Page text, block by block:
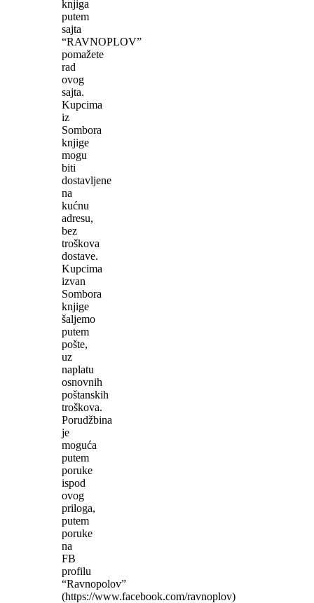
knjiga
putem
sajta
“RAVNOPLOV”
pomažete
rad
ovog
sajta.
Kupcima
iz
Sombora
knjige
mogu
biti
dostavljene
na
kućnu
adresu,
bez
troškova
dostave.
Kupcima
izvan
Sombora
knjige
šaljemo
putem
pošte,
uz
naplatu
osnovnih
poštanskih
troškova.
Porudžbina
je
moguća
putem
poruke
ispod
ovog
priloga,
putem
poruke
na
FB
profilu
“Ravnopolov”
(https://www.facebook.com/ravnoplov)